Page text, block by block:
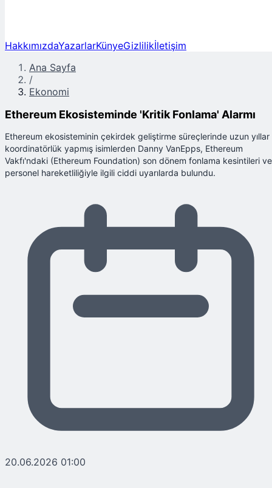
HakkımızdaYazarlarKünyeGizlilikİletişim
Ana Sayfa
/
Ekonomi
Ethereum Ekosisteminde 'Kritik Fonlama' Alarmı
Ethereum ekosisteminin çekirdek geliştirme süreçlerinde uzun yıllar
koordinatörlük yapmış isimlerden Danny VanEpps, Ethereum
Vakfı'ndaki (Ethereum Foundation) son dönem fonlama kesintileri ve
personel hareketliliğiyle ilgili ciddi uyarılarda bulundu.
20.06.2026 01:00